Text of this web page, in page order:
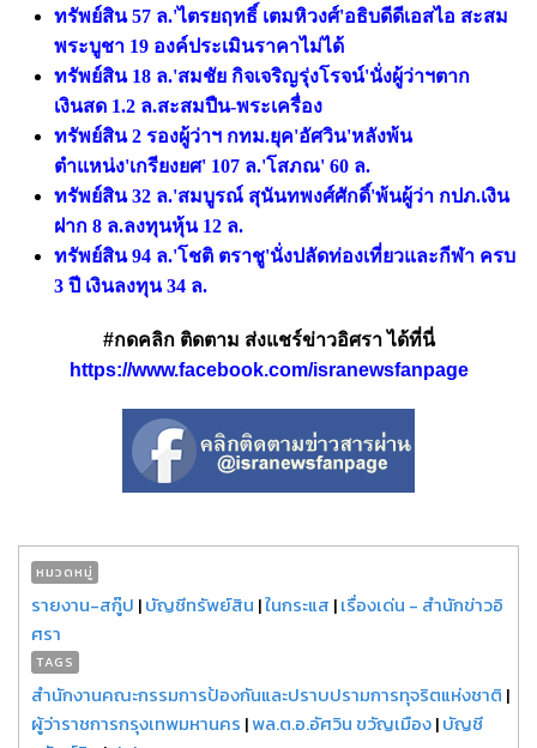
ทรัพย์สิน 57 ล.'ไตรยฤทธิ์ เตมหิวงศ์'อธิบดีดีเอสไอ สะสม
พระบูชา 19 องค์ประเมินราคาไม่ได้
ทรัพย์สิน 18 ล.'สมชัย กิจเจริญรุ่งโรจน์'นั่งผู้ว่าฯตาก
เงินสด 1.2 ล.สะสมปืน-พระเครื่อง
ทรัพย์สิน 2 รองผู้ว่าฯ กทม.ยุค'อัศวิน'หลังพ้น
ตำแหน่ง'เกรียงยศ' 107 ล.'โสภณ' 60 ล.
ทรัพย์สิน 32 ล.'สมบูรณ์ สุนันทพงศ์ศักดิ์'พ้นผู้ว่า กปภ.เงิน
ฝาก 8 ล.ลงทุนหุ้น 12 ล.
ทรัพย์สิน 94 ล.'โชติ ตราชู'นั่งปลัดท่องเที่ยวและกีฬา ครบ
3 ปี เงินลงทุน 34 ล.
#กดคลิก ติดตาม ส่งแชร์ข่าวอิศรา ได้ที่นี่
https://www.facebook.com/isranewsfanpage
หมวดหมู่
รายงาน-สกู๊ป |บัญชีทรัพย์สิน |ในกระแส |เรื่องเด่น - สำนักข่าวอิ
ศรา
TAGS
สำนักงานคณะกรรมการป้องกันและปราบปรามการทุจริตแห่งชาติ |
ผู้ว่าราชการกรุงเทพมหานคร |พล.ต.อ.อัศวิน ขวัญเมือง|บัญชี